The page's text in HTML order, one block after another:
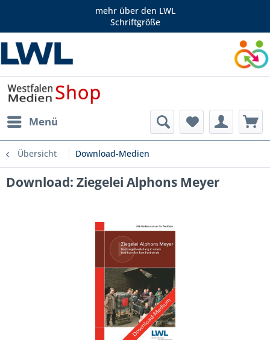
mehr über den LWL
Schriftgröße
Menü
Übersicht Download-Medien
Download: Ziegelei Alphons Meyer